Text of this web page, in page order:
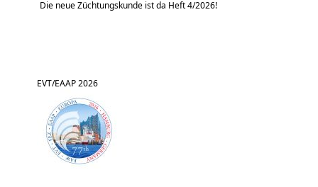
Die neue Züchtungskunde ist da Heft 4/2026!
EVT/EAAP 2026